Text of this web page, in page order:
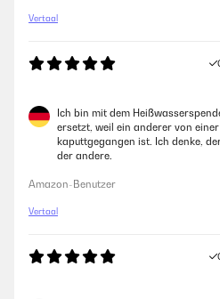
Vertaal
Ich bin mit dem
ersetzt, weil ein anderer von
kaputtgegangen ist. Ich denke,
der andere.
Amazon-Benutzer
Vertaal